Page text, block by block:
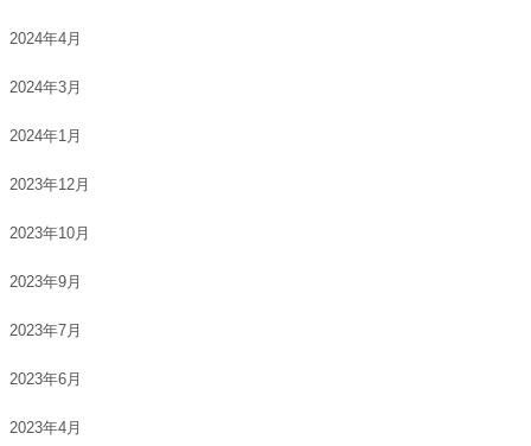
2024年4月
2024年3月
2024年1月
2023年12月
2023年10月
2023年9月
2023年7月
2023年6月
2023年4月